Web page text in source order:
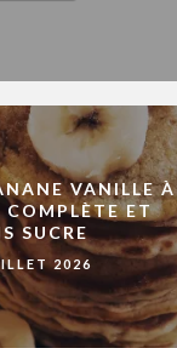
VANILLE À
COMPLÈTE ET
SUCRE
2026